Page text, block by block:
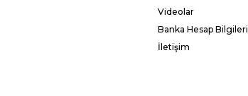
Videolar
Banka Hesap Bilgileri
İletişim